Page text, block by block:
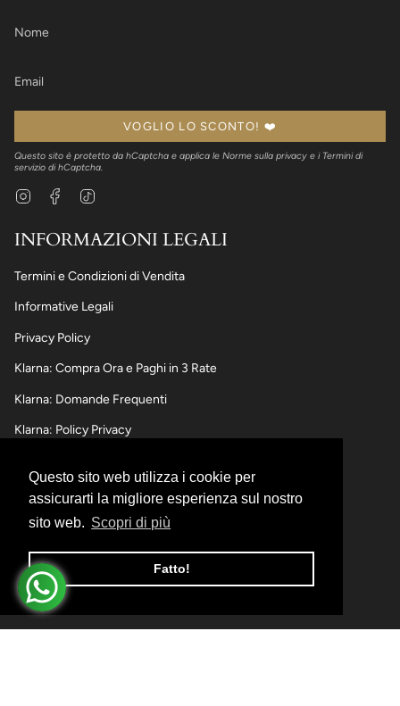
Questo sito web utilizza i cookie per
assicurarti la migliore esperienza sul nostro
sito web. Scopri di più
Fatto!
VOGLIO LO SCONTO! ❤️
Questo sito è protetto da hCaptcha e applica le Norme sulla privacy e i Termini di
servizio di hCaptcha.
InstagramFacebook
INFORMAZIONI LEGALI
Termini e Condizioni di Vendita
Informative Legali
Privacy Policy
Klarna: Compra Ora e Paghi in 3 Rate
Klarna: Domande Frequenti
Klarna: Policy Privacy
SPEDIZIONI,RESI E RIMBORSI
Informativa sulle spedizioni
Informativa sui Resi e Rimborsi
Informativa sui pagamenti